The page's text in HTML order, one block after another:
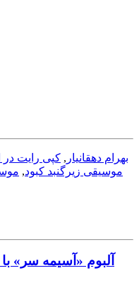
بهرام دهقانیار , کپی رایت در
موسیقی زیرگنبد کبود,
آلبوم «آسیمه سر»